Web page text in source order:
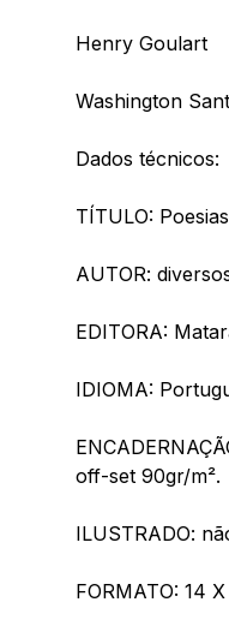
Henry Goulart
Washington
Dados técnicos:
TÍTULO:
AUTOR:
EDITORA:
IDIOMA:
off-set 90gr/m².
ILUSTRADO:
FORMATO: 14